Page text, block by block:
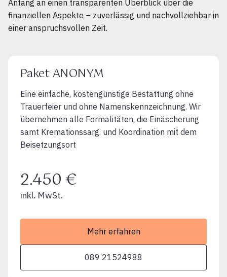
Anfang an einen transparenten Überblick über die
finanziellen Aspekte – zuverlässig und nachvollziehbar in
einer anspruchsvollen Zeit.
Paket ANONYM
Eine einfache, kostengünstige Bestattung ohne
Trauerfeier und ohne Namenskennzeichnung. Wir
übernehmen alle Formalitäten, die Einäscherung
samt Kremationssarg. und Koordination mit dem
Beisetzungsort
2.450 €
inkl. MwSt.
Mehr erfahren
089 21524988